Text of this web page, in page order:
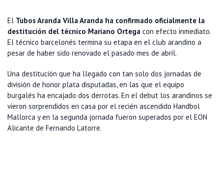
El Tubos Aranda Villa Aranda ha confirmado oficialmente la
destitución del técnico Mariano Ortega con efecto inmediato.
El técnico barcelonés termina su etapa en el club arandino a
pesar de haber sido renovado el pasado mes de abril.
Una destitución que ha llegado con tan solo dos jornadas de
división de honor plata disputadas, en las que el equipo
burgalés ha encajado dos derrotas. En el debut los arandinos se
vieron sorprendidos en casa por el recién ascendido Handbol
Mallorca y en la segunda jornada fueron superados por el EON
Alicante de Fernando Latorre.